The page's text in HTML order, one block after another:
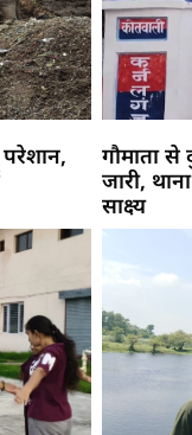
गौमाता
जारी,
साक्ष्य